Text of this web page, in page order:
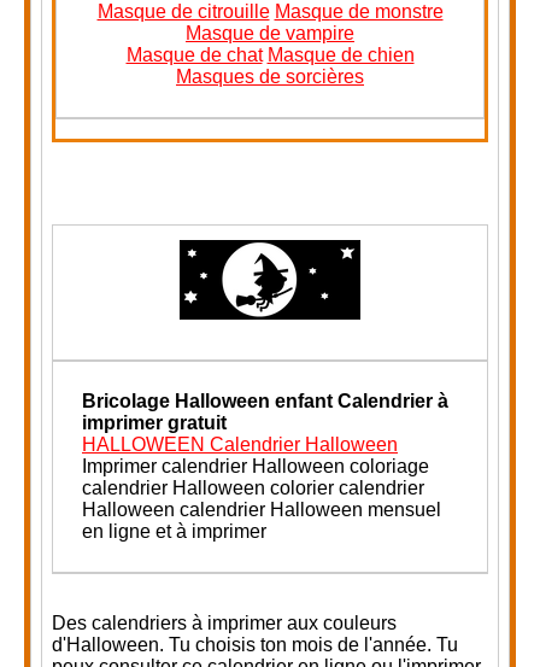
Masque de citrouille Masque de monstre
Masque de vampire
Masque de chat Masque de chien
Masques de sorcières
Bricolage Halloween enfant Calendrier à
imprimer gratuit
HALLOWEEN Calendrier Halloween
Imprimer calendrier Halloween coloriage
calendrier Halloween colorier calendrier
Halloween calendrier Halloween mensuel
en ligne et à imprimer
Des calendriers à imprimer aux couleurs
d'Halloween. Tu choisis ton mois de l'année. Tu